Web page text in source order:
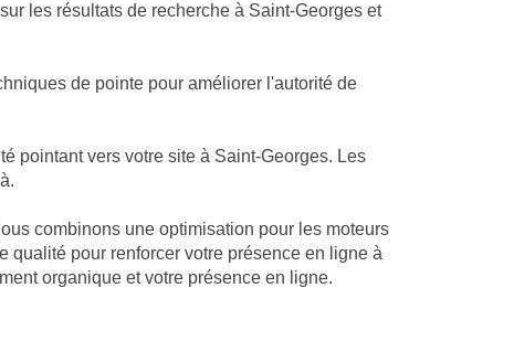
les résultats de recherche à Saint-Georges et
de pointe pour améliorer l'autorité de
pointant vers votre site à Saint-Georges. Les
combinons une optimisation pour les moteurs
qualité pour renforcer votre présence en ligne à
organique et votre présence en ligne.